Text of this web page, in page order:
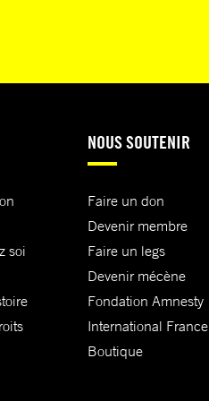
soi
NOUS SOUTENIR
Faire un don
Devenir membre
Faire un legs
Devenir mécène
Fondation Amnesty
International France
Boutique